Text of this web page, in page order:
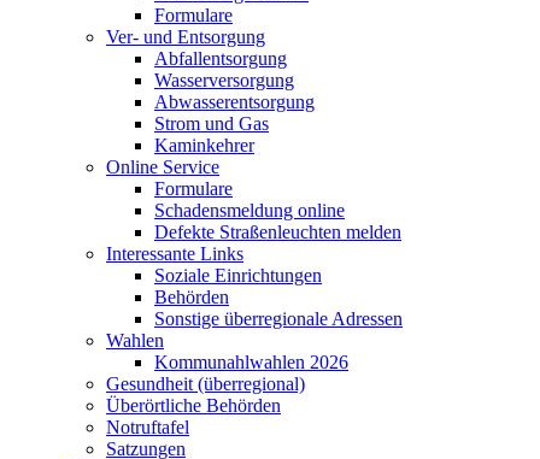
Formulare
Ver- und Entsorgung
Abfallentsorgung
Wasserversorgung
Abwasserentsorgung
Strom und Gas
Kaminkehrer
Online Service
Formulare
Schadensmeldung online
Defekte Straßenleuchten melden
Interessante Links
Soziale Einrichtungen
Behörden
Sonstige überregionale Adressen
Wahlen
Kommunahlwahlen 2026
Gesundheit (überregional)
Überörtliche Behörden
Notruftafel
Satzungen